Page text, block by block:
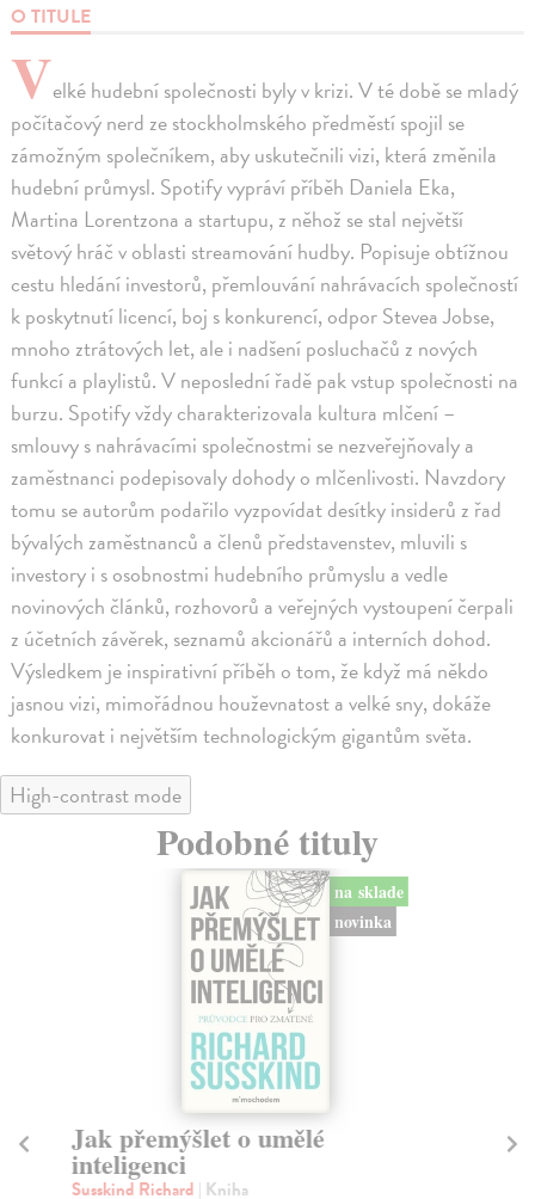
O TITULE
Velké hudební společnosti byly v krizi. V té době se mladý
počítačový nerd ze stockholmského předměstí spojil se
zámožným společníkem, aby uskutečnili vizi, která změnila
hudební průmysl. Spotify vypráví příběh Daniela Eka,
Martina Lorentzona a startupu, z něhož se stal největší
světový hráč v oblasti streamování hudby. Popisuje obtížnou
cestu hledání investorů, přemlouvání nahrávacích společností
k poskytnutí licencí, boj s konkurencí, odpor Stevea Jobse,
mnoho ztrátových let, ale i nadšení posluchačů z nových
funkcí a playlistů. V neposlední řadě pak vstup společnosti na
burzu. Spotify vždy charakterizovala kultura mlčení –
smlouvy s nahrávacími společnostmi se nezveřejňovaly a
zaměstnanci podepisovaly dohody o mlčenlivosti. Navzdory
tomu se autorům podařilo vyzpovídat desítky insiderů z řad
bývalých zaměstnanců a členů představenstev, mluvili s
investory i s osobnostmi hudebního průmyslu a vedle
novinových článků, rozhovorů a veřejných vystoupení čerpali
z účetních závěrek, seznamů akcionářů a interních dohod.
Výsledkem je inspirativní příběh o tom, že když má někdo
jasnou vizi, mimořádnou houževnatost a velké sny, dokáže
konkurovat i největším technologickým gigantům světa.
High-contrast mode
Podobné tituly
na sklade
novinka
Jak přemýšlet o umělé
inteligenci
Susskind Richard | Kniha